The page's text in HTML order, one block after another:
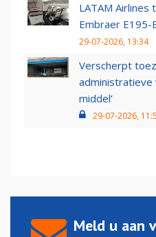
LATAM
Embraer E195-
29-07-2026, 13:34
Verscherpt
administratieve
middel’
29-07-2026,
Meld u aan